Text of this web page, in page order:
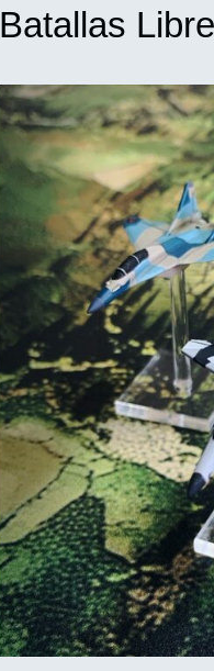
Batallas